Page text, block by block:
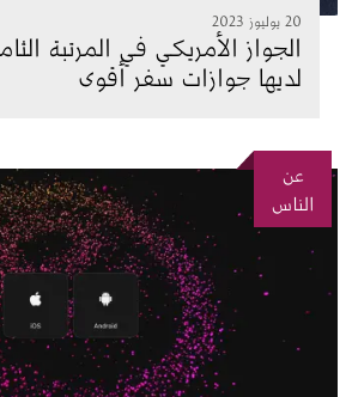
20 يوليوز 2023
لديها جوازات سفر أقوى
عن
الناس
الصورة